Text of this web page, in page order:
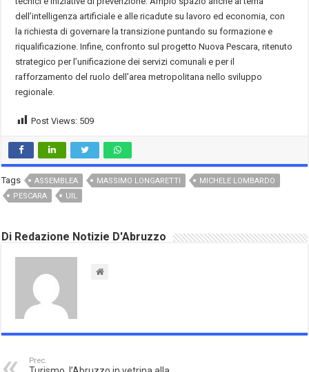
dell’intelligenza artificiale e alle ricadute su lavoro ed economia, con
la richiesta di governare la transizione puntando su formazione e
riqualificazione. Infine, confronto sul progetto Nuova Pescara, ritenuto
strategico per l’unificazione dei servizi comunali e per il
rafforzamento del ruolo dell’area metropolitana nello sviluppo
regionale.
Post Views: 509
Tags ASSEMBLEA MASSIMO LONGARETTI
MICHELE LOMBARDO
PESCARA
UIL
Di Redazione Notizie D'Abruzzo
Prec.